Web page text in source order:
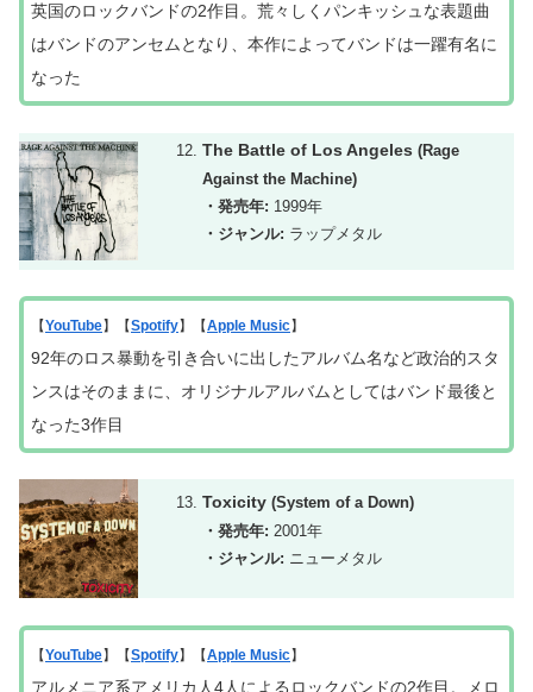
英国のロックバンドの2作目。荒々しくパンキッシュな表題曲
はバンドのアンセムとなり、本作によってバンドは一躍有名に
なった
The Battle of Los Angeles (Rage
Against the Machine)
・発売年: 1999年
・ジャンル: ラップメタル
【YouTube】【Spotify】【Apple Music】
92年のロス暴動を引き合いに出したアルバム名など政治的スタ
ンスはそのままに、オリジナルアルバムとしてはバンド最後と
なった3作目
Toxicity(System of a Down)
・発売年: 2001年
・ジャンル: ニューメタル
【YouTube】【Spotify】【Apple Music】
アルメニア系アメリカ人4人によるロックバンドの2作目。メロ